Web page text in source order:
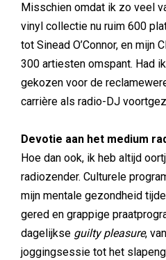
Misschien omdat ik zo veel
vinyl collectie nu ruim 600
tot Sinead O’Connor, en mijn
300 artiesten omspant. Had
gekozen voor de
carrière als radio-DJ
Devotie aan het medium
Hoe dan ook, ik heb altijd
radiozender. Culturele
mijn mentale gezondheid
gered en grappige
dagelijkse guilty pleasure,
joggingsessie tot het